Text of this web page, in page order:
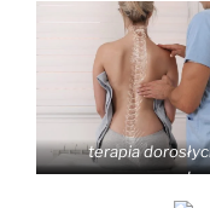
terapia